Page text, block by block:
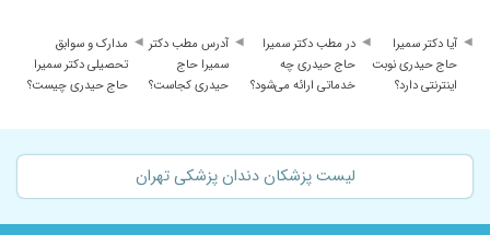
خانم دکتر حاج حیدری
دندان عقل نهفته کشیدم چندجانبه رفتم گفتن
نمیشه ولی خ دکتر مثل هلو کشیدن کیف کردم
۱۴۰۵/۰۲/۲۳
سرکار خانم دکتر. حیدری نیز بسیار خوش اخلاق و
خوش برخورد و حاذق هستند.
بهترین متخصص لثه و ایمپلنت اخلاقشون عالی ۱۴۰۵/۰۲/۲۳
آیا دکتر سمیرا
حاج حیدری نوبت
اینترنتی دارد؟
در مطب دکتر سمیرا
حاج حیدری چه
خدماتی ارائه می‌شود؟
آدرس مطب دکتر
سمیرا حاج
حیدری کجاست؟
مدارک و سوابق
تحصیلی دکتر سمیرا
حاج حیدری چیست؟
لیست پزشکان دندان پزشکی تهران